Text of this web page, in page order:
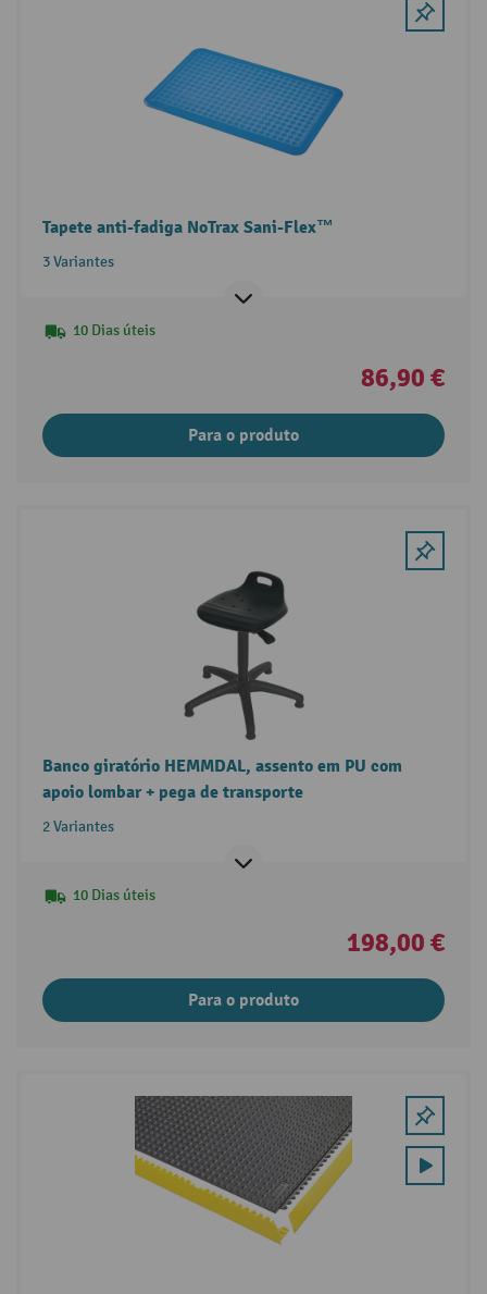
Tapete anti-fadiga NoTrax Sani-Flex™
3 Variantes
10 Dias úteis
86,90 €
Para o produto
Banco giratório HEMMDAL, assento em PU com
apoio lombar + pega de transporte
2 Variantes
10 Dias úteis
198,00 €
Para o produto